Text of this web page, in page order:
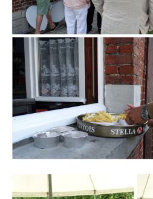
Branding
ARMCHAIR